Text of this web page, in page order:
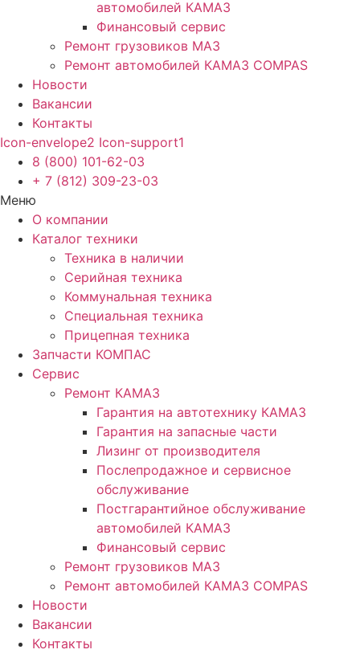
автомобилей КАМАЗ
Финансовый сервис
Ремонт грузовиков МАЗ
Ремонт автомобилей КАМАЗ COMPAS
Новости
Вакансии
Контакты
Icon-envelope2 Icon-support1
8 (800) 101-62-03
+ 7 (812) 309-23-03
Меню
О компании
Каталог техники
Техника в наличии
Серийная техника
Коммунальная техника
Специальная техника
Прицепная техника
Запчасти КОМПАС
Сервис
Ремонт КАМАЗ
Гарантия на автотехнику КАМАЗ
Гарантия на запасные части
Лизинг от производителя
Послепродажное и сервисное
обслуживание
Постгарантийное обслуживание
автомобилей КАМАЗ
Финансовый сервис
Ремонт грузовиков МАЗ
Ремонт автомобилей КАМАЗ COMPAS
Новости
Вакансии
Контакты